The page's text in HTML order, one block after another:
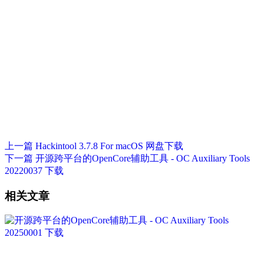
上一篇 Hackintool 3.7.8 For macOS 网盘下载
下一篇 开源跨平台的OpenCore辅助工具 - OC Auxiliary Tools
20220037 下载
相关文章